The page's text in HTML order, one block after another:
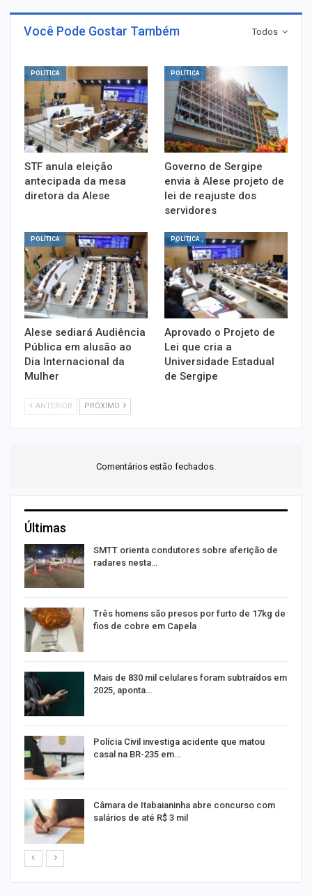
Todos
Você Pode Gostar Também
POLÍTICA
STF anula eleição
antecipada da mesa
diretora da Alese
POLÍTICA
Governo de Sergipe
envia à Alese projeto de
lei de reajuste dos
servidores
POLÍTICA
Alese sediará Audiência
Pública em alusão ao
Dia Internacional da
Mulher
POLÍTICA
Aprovado o Projeto de
Lei que cria a
Universidade Estadual
de Sergipe
ANTERIOR PRÓXIMO
Comentários estão fechados.
Últimas
SMTT orienta condutores sobre aferição de
radares nesta…
Três homens são presos por furto de 17kg de
fios de cobre em Capela
Mais de 830 mil celulares foram subtraídos em
2025, aponta…
Polícia Civil investiga acidente que matou
casal na BR-235 em…
Câmara de Itabaianinha abre concurso com
salários de até R$ 3 mil